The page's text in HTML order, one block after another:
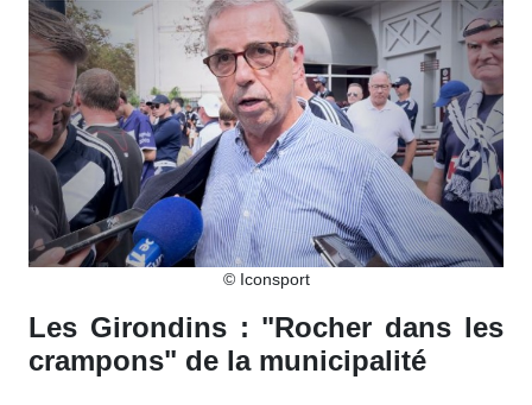
© Iconsport
Les Girondins : "Rocher dans les
crampons" de la municipalité